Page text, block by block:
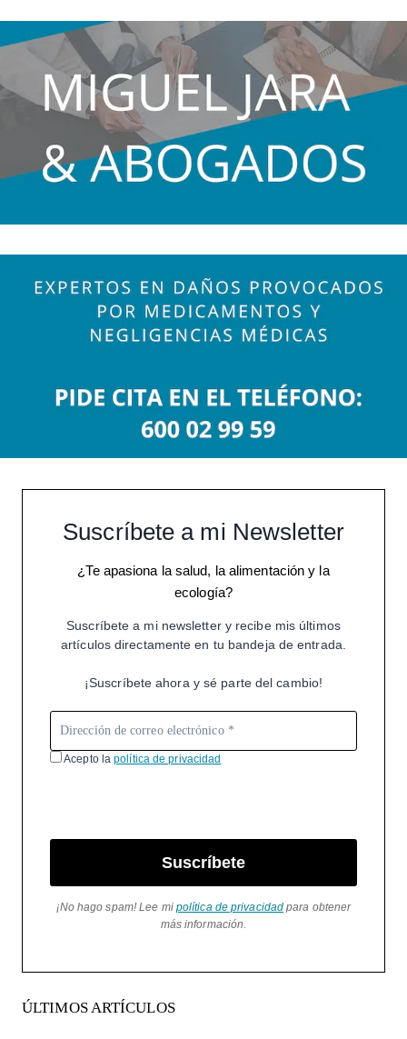
Suscríbete a mi Newsletter
¿Te apasiona la salud, la alimentación y la
ecología?
Suscríbete a mi newsletter y recibe mis últimos
artículos directamente en tu bandeja de entrada.
¡Suscríbete ahora y sé parte del cambio!
Acepto lapolítica de privacidad
Suscríbete
¡No hago spam! Lee mi política de privacidad para obtener
más información.
ÚLTIMOS ARTÍCULOS